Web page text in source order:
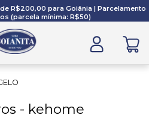
R$200,00 para Goiânia | Parcelamento
(parcela mínima: R$50)
- kehome